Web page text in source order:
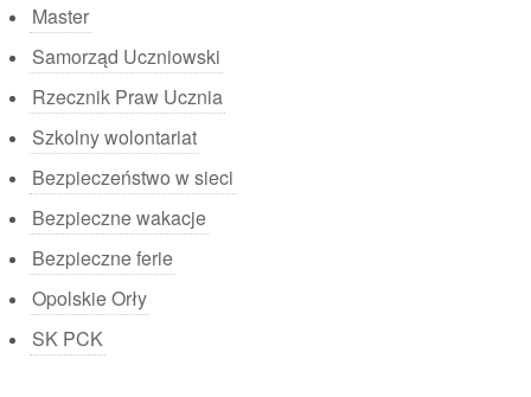
Master
Samorząd Uczniowski
Rzecznik Praw Ucznia
Szkolny wolontariat
Bezpieczeństwo w sieci
Bezpieczne wakacje
Bezpieczne ferie
Opolskie Orły
SK PCK